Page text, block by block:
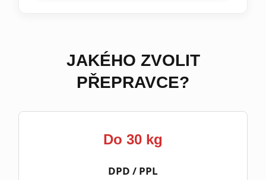
JAKÉHO ZVOLIT
PŘEPRAVCE?
Do 30 kg
DPD / PPL